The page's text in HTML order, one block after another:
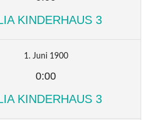
KINDERHAUS 3
1. Juni 1900
0:00
KINDERHAUS 3